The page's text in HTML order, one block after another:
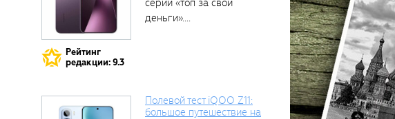
Рейтинг
редакции: 9.3
серии «топ за свои
деньги»....
Полевой тест iQOO Z11:
большое путешествие на